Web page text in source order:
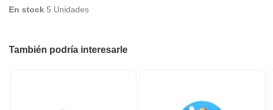
En stock 5 Unidades
También podría interesarle